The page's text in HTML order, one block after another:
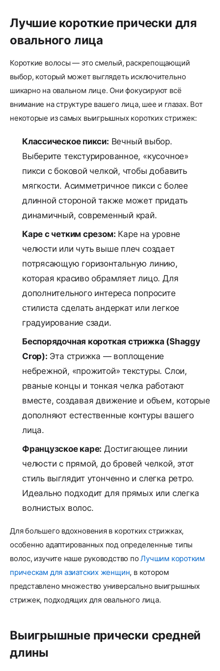
Лучшие короткие прически для
овального лица
Короткие волосы — это смелый, раскрепощающий
выбор, который может выглядеть исключительно
шикарно на овальном лице. Они фокусируют всё
внимание на структуре вашего лица, шее и глазах. Вот
некоторые из самых выигрышных коротких стрижек:
Классическое пикси: Вечный выбор.
Выберите текстурированное, «кусочное»
пикси с боковой челкой, чтобы добавить
мягкости. Асимметричное пикси с более
длинной стороной также может придать
динамичный, современный край.
Каре с четким срезом: Каре на уровне
челюсти или чуть выше плеч создает
потрясающую горизонтальную линию,
которая красиво обрамляет лицо. Для
дополнительного интереса попросите
стилиста сделать андеркат или легкое
градуирование сзади.
Беспорядочная короткая стрижка (Shaggy
Crop): Эта стрижка — воплощение
небрежной, «прожитой» текстуры. Слои,
рваные концы и тонкая челка работают
вместе, создавая движение и объем, которые
дополняют естественные контуры вашего
лица.
Французское каре: Достигающее линии
челюсти с прямой, до бровей челкой, этот
стиль выглядит утонченно и слегка ретро.
Идеально подходит для прямых или слегка
волнистых волос.
Для большего вдохновения в коротких стрижках,
особенно адаптированных под определенные типы
волос, изучите наше руководство поЛучшим коротким
прическам для азиатских женщин, в котором
представлено множество универсально выигрышных
стрижек, подходящих для овального лица.
Выигрышные прически средней
длины